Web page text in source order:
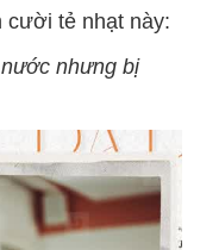
tẻ nhạt này:
nhưng bị